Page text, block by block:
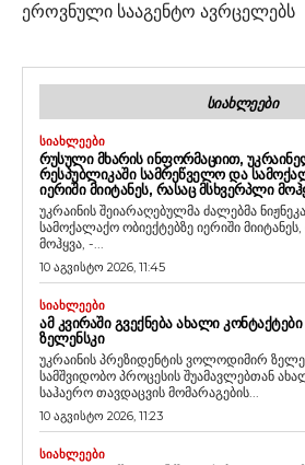
ეროვნული სააგენტო ავრცელებს
ᲡᲘᲐᲮᲚᲔᲔᲑᲘ
ᲡᲘᲐᲮᲚᲔᲔᲑᲘ
ᲠᲣᲡᲣᲚᲘ ᲛᲮᲐᲠᲘᲡ ᲘᲜᲤᲝᲠᲛᲐᲪᲘᲘᲗ,
ᲠᲔᲡᲞᲣᲑᲚᲘᲙᲐᲨᲘ ᲡᲐᲛᲠᲔᲬᲕᲔᲚᲝ ᲓᲐ
ᲘᲔᲠᲘᲨᲘ ᲛᲘᲘᲢᲐᲜᲔᲡ, ᲠᲐᲡᲐᲪ ᲛᲡᲮᲕᲔᲠᲞᲚᲘ
უკრაინის შეიარაღებულმა ძალებმა
სამოქალაქო ობიექტებზე იერიში
მოჰყვა, -...
10 აგვისტო 2026, 11:45
ᲡᲘᲐᲮᲚᲔᲔᲑᲘ
ᲐᲛ ᲙᲕᲘᲠᲐᲨᲘ ᲒᲕᲔᲥᲜᲔᲑᲐ ᲐᲮᲐᲚᲘ
ᲖᲔᲚᲔᲜᲡᲙᲘ
უკრაინის პრეზიდენტის ვოლოდიმირ
სამშვიდობო პროცესის შუამავლებთან
საჰაერო თავდაცვის მომარაგების...
10 აგვისტო 2026, 11:23
ᲡᲘᲐᲮᲚᲔᲔᲑᲘ